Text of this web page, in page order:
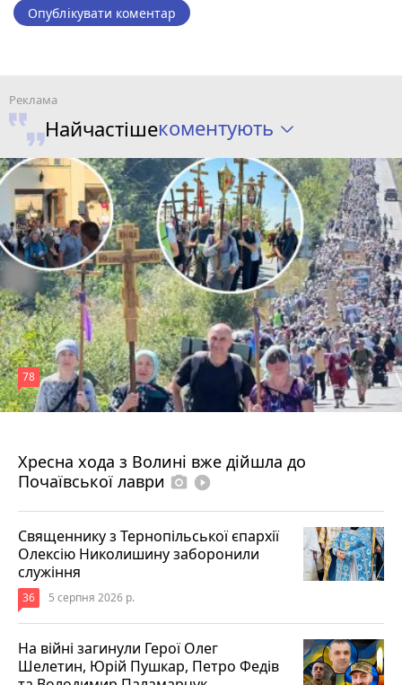
Опублікувати коментар
Найчастішекоментують
Хресна хода з Волині вже дійшла до
Почаївської лаври photo_camera play_circle_filled
78
Священнику з Тернопільської єпархії
Олексію Николишину заборонили
служіння
36 5 серпня 2026 р.
На війні загинули Герої Олег
Шелетин, Юрій Пушкар, Петро Федів